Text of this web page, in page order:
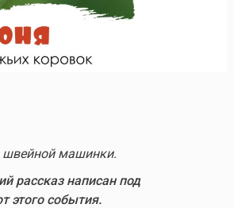
машинки.
рассказ написан под
этого события.